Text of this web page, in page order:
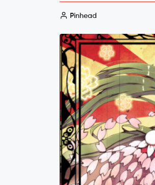
Pinhead